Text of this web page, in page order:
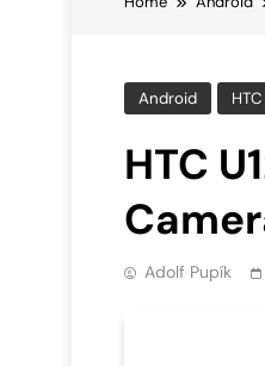
Android HTC
HTC
Adolf Pupík